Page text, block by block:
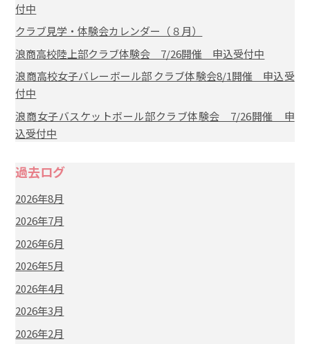
付中
クラブ見学・体験会カレンダー（８月）
浪商高校陸上部クラブ体験会 7/26開催 申込受付中
浪商高校女子バレーボール部 クラブ体験会8/1開催 申込受
付中
浪商女子バスケットボール部クラブ体験会 7/26開催 申
込受付中
過去ログ
2026年8月
2026年7月
2026年6月
2026年5月
2026年4月
2026年3月
2026年2月